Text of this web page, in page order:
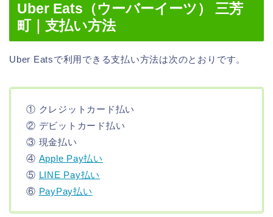
Uber Eats（ウーバーイーツ） 三芳
町｜支払い方法
Uber Eatsで利用できる支払い方法は次のとおりです。
① クレジットカード払い
② デビットカード払い
③ 現金払い
④ Apple Pay払い
⑤ LINE Pay払い
⑥ PayPay払い